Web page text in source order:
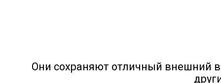
Они сохраняют отличный внешний